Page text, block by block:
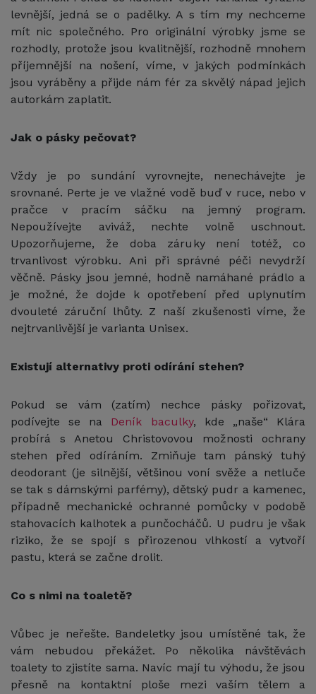
levnější, jedná se o padělky. A s tím my nechceme
mít nic společného. Pro originální výrobky jsme se
rozhodly, protože jsou kvalitnější, rozhodně mnohem
příjemnější na nošení, víme, v jakých podmínkách
jsou vyráběny a přijde nám fér za skvělý nápad jejich
autorkám zaplatit.
Jak o pásky pečovat?
Vždy je po sundání vyrovnejte, nenechávejte je
srovnané. Perte je ve vlažné vodě buď v ruce, nebo v
pračce v pracím sáčku na jemný program.
Nepoužívejte aviváž, nechte volně uschnout.
Upozorňujeme, že doba záruky není totéž, co
trvanlivost výrobku. Ani při správné péči nevydrží
věčně. Pásky jsou jemné, hodně namáhané prádlo a
je možné, že dojde k opotřebení před uplynutím
dvouleté záruční lhůty. Z naší zkušenosti víme, že
nejtrvanlivější je varianta Unisex.
Existují alternativy proti odírání stehen?
Pokud se vám (zatím) nechce pásky pořizovat,
podívejte se na Deník baculky, kde „naše“ Klára
probírá s Anetou Christovovou možnosti ochrany
stehen před odíráním. Zmiňuje tam pánský tuhý
deodorant (je silnější, většinou voní svěže a netluče
se tak s dámskými parfémy), dětský pudr a kamenec,
případně mechanické ochranné pomůcky v podobě
stahovacích kalhotek a punčocháčů. U pudru je však
riziko, že se spojí s přirozenou vlhkostí a vytvoří
pastu, která se začne drolit.
Co s nimi na toaletě?
Vůbec je neřešte. Bandeletky jsou umístěné tak, že
vám nebudou překážet. Po několika návštěvách
toalety to zjistíte sama. Navíc mají tu výhodu, že jsou
přesně na kontaktní ploše mezi vaším tělem a